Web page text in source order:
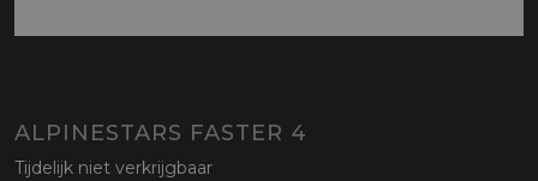
ALPINESTARS FASTER 4
Tijdelijk niet verkrijgbaar